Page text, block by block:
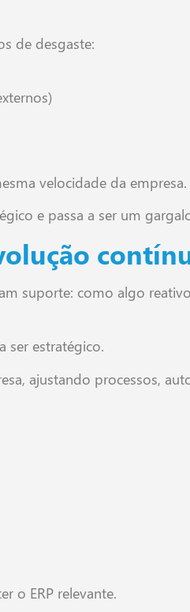
de desgaste:
velocidade da empresa.
e passa a ser um
suporte: como algo
ser estratégico.
ajustando processos,
o ERP relevante.